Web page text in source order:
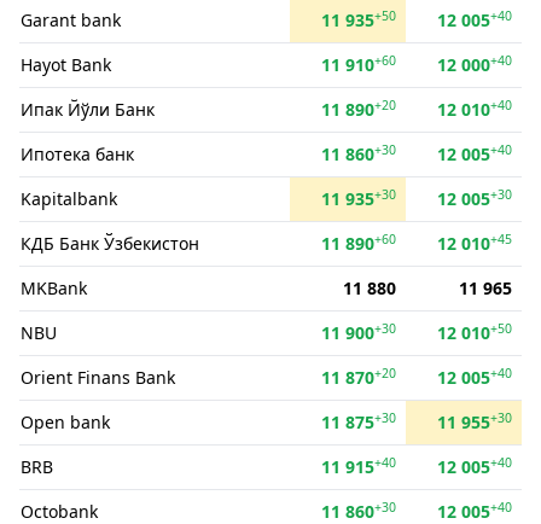
Garant bank 11 935+50 12 005+40
Hayot Bank 11 910+60 12 000+40
Ипак Йўли Банк 11 890+20 12 010+40
Ипотека банк 11 860+30 12 005+40
Kapitalbank 11 935+30 12 005+30
КДБ Банк Ўзбекистон 11 890+60 12 010+45
MKBank 11 880
11 965
NBU
11 900+30 12 010+50
Orient Finans Bank 11 870+20 12 005+40
Open bank 11 875+30 11 955+30
BRB 11 915+40 12 005+40
Octobank 11 860+30 12 005+40